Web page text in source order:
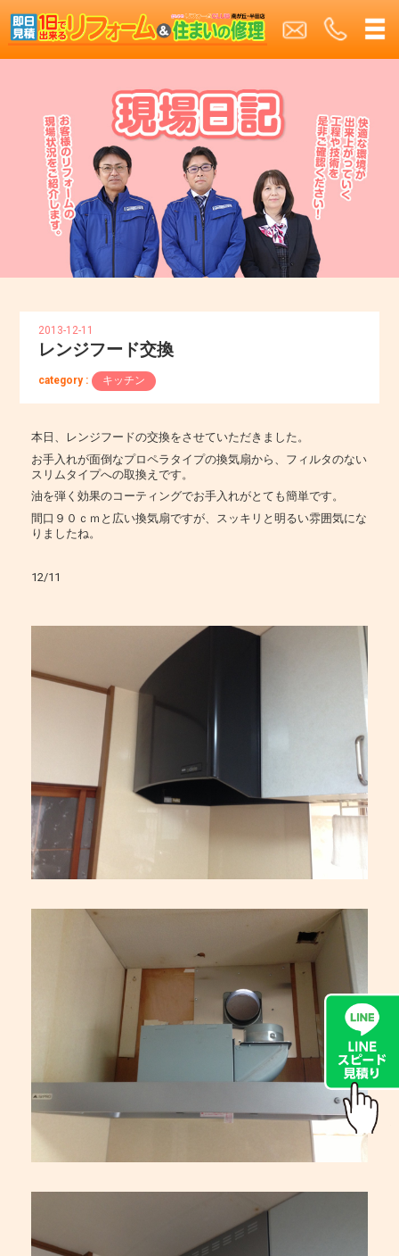
2013-12-11
レンジフード交換
category : キッチン
本日、レンジフードの交換をさせていただきました。
お手入れが面倒なプロペラタイプの換気扇から、フィルタのない
スリムタイプへの取換えです。
油を弾く効果のコーティングでお手入れがとても簡単です。
間口９０ｃｍと広い換気扇ですが、スッキリと明るい雰囲気にな
りましたね。
12/11